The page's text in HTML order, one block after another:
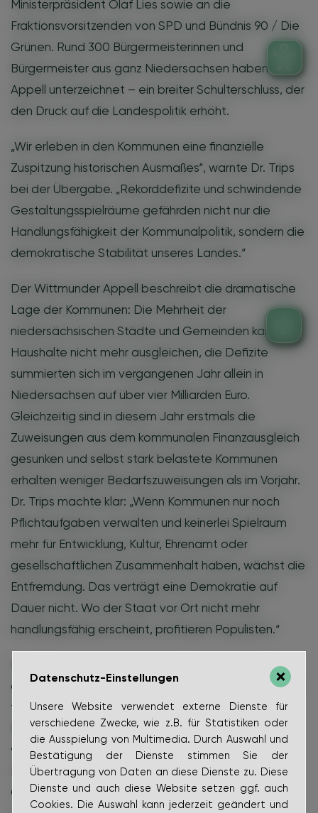
Ministerpräsident Olaf Lies sowie an die
Fraktionsvorsitzenden von SPD und Bündnis 90 / Die
Grünen. Rund 300 Bürgermeisterinnen und
Bürgermeister aus ganz Niedersachsen haben den
Appell unterzeichnet – ein breiter Schulterschluss, der
den Druck auf die Landespolitik erhöht.
„Wir erleben in den Kommunen eine finanzielle
Zuspitzung historischen Ausmaßes“, warnte Dr. Trips
bei der Übergabe. „Rekorddefizite und schwindende
Gestaltungsspielräume gefährden nicht nur die
Handlungsfähigkeit der Kommunalpolitik, sondern die
demokratische Stabilität unseres Landes.“
Der Wittmunder Appell beschreibt die dramatische
Lage der Kommunen: Die Mehrheit der
niedersächsischen Städte und Gemeinden kann ihre
Haushalte nicht mehr ausgleichen, die Defizite
summierten sich im vergangenen Jahr allein in
Niedersachsen auf über vier Milliarden Euro.
Gleichzeitig sind in diesem Jahr erstmals die
Zuweisungen aus dem kommunalen Finanzausgleich
gesunken und selbst stark belastete Kommunen
erhalten weniger Bedarfszuweisungen als im Vorjahr.
Dr. Trips machte klar: „Wenn Kommunen nur noch
Pflichtaufgaben verwalten und keinerlei Spielraum
mehr für Entwicklung, Kultur, Ehrenamt oder
gesellschaftlichen Zusammenhalt haben, wächst die
Entfremdung. Das verträgt eine Demokratie auf
Dauer nicht. Wo der Staat vor Ort nicht mehr
handlungsfähig erscheint, profitieren Populisten.“
Im Wittmunder Appell wird die Landesregierung
deshalb dazu aufgefordert, kurzfristig und dauerhaft
für eine verlässliche und dynamische
Finanzausstattung zu sorgen, die der
verfassungsrechtlich garantierten
Mindestausstattung gerecht wird und kommunale
Gestaltung wieder ermöglicht. „Das Land muss
Datenschutz-Einstellungen
Unsere Website verwendet externe Dienste für
verschiedene Zwecke, wie z.B. für Statistiken oder
die Ausspielung von Multimedia. Durch Auswahl und
Bestätigung der Dienste stimmen Sie der
Übertragung von Daten an diese Dienste zu. Diese
Dienste und auch diese Website setzen ggf. auch
Cookies. Die Auswahl kann jederzeit geändert und